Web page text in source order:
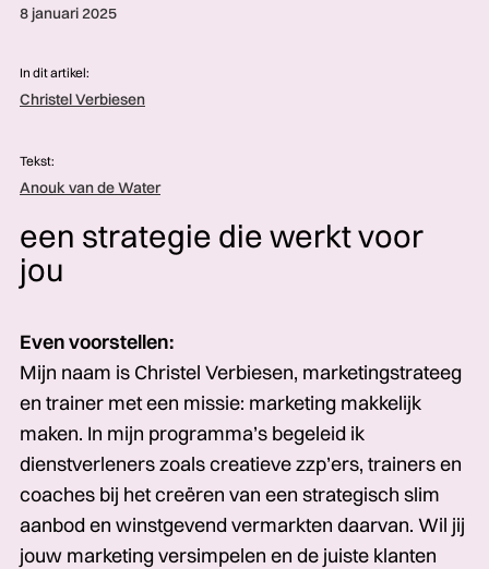
8 januari 2025
In dit artikel:
Christel Verbiesen
Tekst:
Anouk van de Water
een strategie die werkt voor
jou
Even voorstellen:
Mijn naam is Christel Verbiesen, marketingstrateeg
en trainer met een missie: marketing makkelijk
maken. In mijn programma’s begeleid ik
dienstverleners zoals creatieve zzp’ers, trainers en
coaches bij het creëren van een strategisch slim
aanbod en winstgevend vermarkten daarvan. Wil jij
jouw marketing versimpelen en de juiste klanten